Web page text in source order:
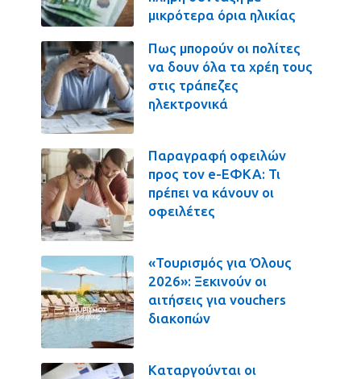
μικρότερα όρια ηλικίας
Πως μπορούν οι πολίτες
να δουν όλα τα χρέη τους
στις τράπεζες
ηλεκτρονικά
Παραγραφή οφειλών
προς τον e-ΕΦΚΑ: Τι
πρέπει να κάνουν οι
οφειλέτες
«Τουρισμός για Όλους
2026»: Ξεκινούν οι
αιτήσεις για vouchers
διακοπών
Καταργούνται οι